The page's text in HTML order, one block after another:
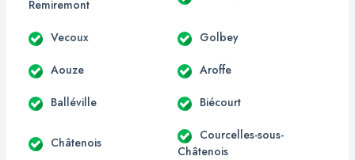
Remiremont
Vecoux Golbey
Aouze Aroffe
Balléville Biécourt
Châtenois
Courcelles-sous-
Châtenois